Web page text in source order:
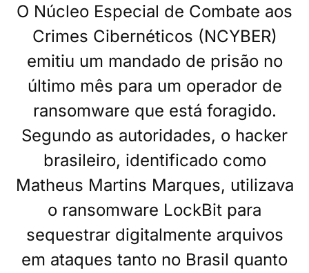
O Núcleo Especial de Combate aos
Crimes Cibernéticos (NCYBER)
emitiu um mandado de prisão no
último mês para um operador de
ransomware que está foragido.
Segundo as autoridades, o hacker
brasileiro, identificado como
Matheus Martins Marques, utilizava
o ransomware LockBit para
sequestrar digitalmente arquivos
em ataques tanto no Brasil quanto